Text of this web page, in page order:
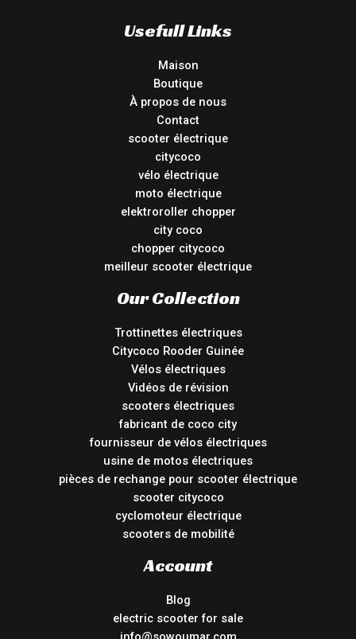
Usefull Links
Maison
Boutique
À propos de nous
Contact
scooter électrique
citycoco
vélo électrique
moto électrique
elektroroller chopper
city coco
chopper citycoco
meilleur scooter électrique
Our Collection
Trottinettes électriques
Citycoco Rooder Guinée
Vélos électriques
Vidéos de révision
scooters électriques
fabricant de coco city
fournisseur de vélos électriques
usine de motos électriques
pièces de rechange pour scooter électrique
scooter citycoco
cyclomoteur électrique
scooters de mobilité
Account
Blog
electric scooter for sale